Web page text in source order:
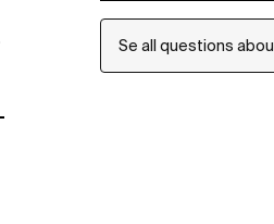
Se all questions